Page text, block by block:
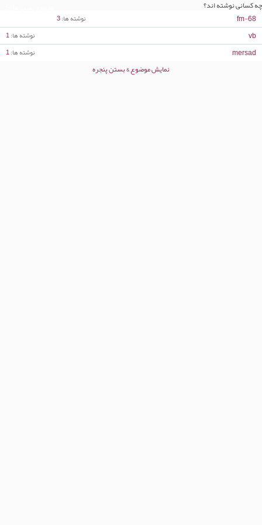
چه کسانی نوشته اند؟
نوشته ها 3 fm-68
نوشته ها 1 vb
نوشته ها 1
mersad
نمایش موضوع & بستن پنجره